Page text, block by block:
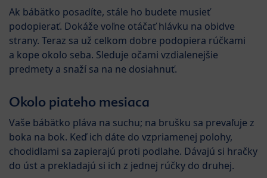
Ak bábätko posadíte, stále ho budete musieť
podopierať. Dokáže voľne otáčať hlávku na obidve
strany. Teraz sa už celkom dobre podopiera rúčkami
a kope okolo seba. Sleduje očami vzdialenejšie
predmety a snaží sa na ne dosiahnuť.
Okolo piateho mesiaca
Vaše bábätko pláva na suchu; na brušku sa prevaľuje z
boka na bok. Keď ich dáte do vzpriamenej polohy,
chodidlami sa zapierajú proti podlahe. Dávajú si hračky
do úst a prekladajú si ich z jednej rúčky do druhej.